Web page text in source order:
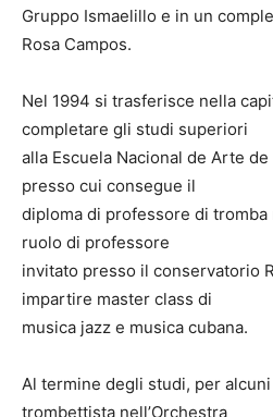
Gruppo Ismaelillo e in un
Rosa Campos.
Nel 1994 si trasferisce nella
completare gli studi superiori
alla Escuela Nacional de Arte de
presso cui consegue il
diploma di professore di tromba
ruolo di professore
invitato presso il conservatorio
impartire master class di
musica jazz e musica cubana.
Al termine degli studi, per
trombettista nell’Orchestra